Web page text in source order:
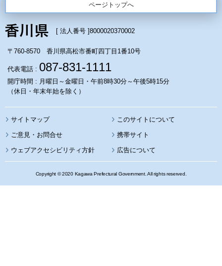
ページトップへ
[ 法人番号 ]8000020370002
〒760-8570 香川県高松市番町四丁目1番10号
代表電話 : 087-831-1111
開庁時間 : 月曜日～金曜日・午前8時30分～午後5時15分
（休日・年末年始を除く）
サイトマップ このサイトについて
携帯サイト
ウェブアクセシビリティ方針 広告について
Copyright © 2020 Kagawa Prefectural Government. All rights reserved.